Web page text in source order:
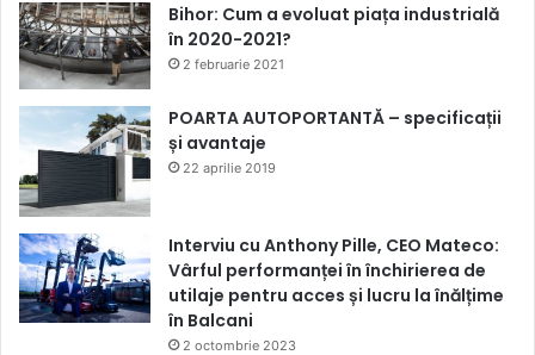
Bihor: Cum a evoluat piața industrială
în 2020-2021?
2 februarie 2021
POARTA AUTOPORTANTĂ – specificații
și avantaje
22 aprilie 2019
Interviu cu Anthony Pille, CEO Mateco:
Vârful performanței în închirierea de
utilaje pentru acces și lucru la înălțime
în Balcani
2 octombrie 2023